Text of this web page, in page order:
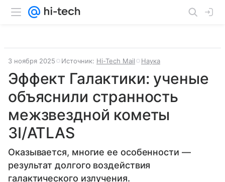
3 ноября 2025 Источник: Hi-Tech Mail Наука
Эффект Галактики: ученые
объяснили странность
межзвездной кометы
3I/ATLAS
Оказывается, многие ее особенности —
результат долгого воздействия
галактического излучения.